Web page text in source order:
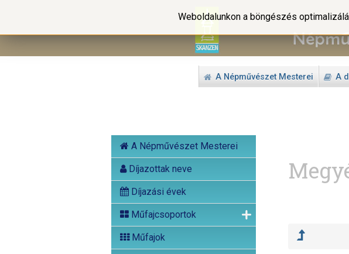
A Népművészet Mesterei A
A Népművészet Mesterei
Díjazottak neve
Díjazási évek
Műfajcsoportok
Műfajok
Weboldalunkon a böngészés